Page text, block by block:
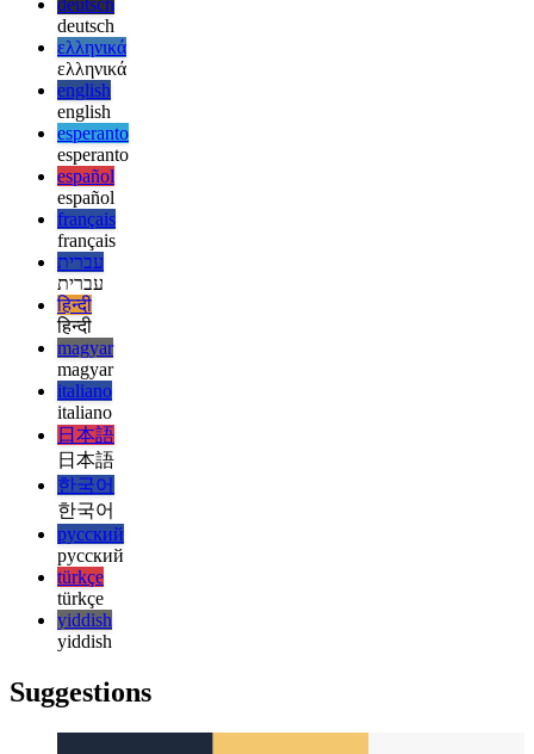
afrikaans
afrikaans
العربية
العربية
deutsch
deutsch
ελληνικά
ελληνικά
english
english
esperanto
esperanto
español
español
français
français
עברית
עברית
हिन्दी
हिन्दी
magyar
magyar
italiano
italiano
日本語
日本語
한국어
한국어
русский
русский
türkçe
yiddish